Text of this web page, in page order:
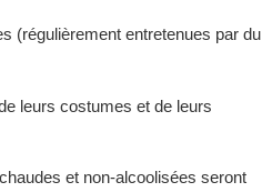
(régulièrement entretenues par du
leurs costumes et de leurs
et non-alcoolisées seront